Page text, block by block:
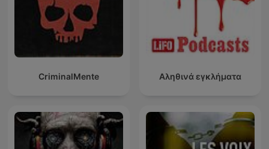
CriminalMente Αληθινά εγκλήματα